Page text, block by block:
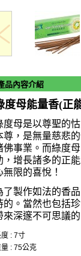
品內容介紹
度母能量香(正
度母是以尊聖的
尊，是無量慈悲
佛事業。而綠度
，增長諸多的正
無限的喜悅！
了製作如法的香
的。當然也包括
來深邃不可思議
: 7寸
: 75公克